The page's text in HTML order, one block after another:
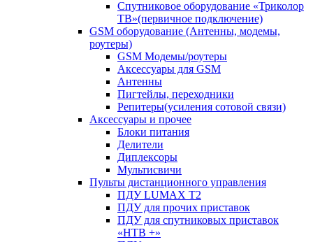
Спутниковое оборудование «Триколор
ТВ»(первичное подключение)
GSM оборудование (Антенны, модемы,
роутеры)
GSM Модемы/роутеры
Аксессуары для GSM
Антенны
Пигтейлы, переходники
Репитеры(усиления сотовой связи)
Аксессуары и прочее
Блоки питания
Делители
Диплексоры
Мультисвичи
Пульты дистанционного управления
ПДУ LUMAX Т2
ПДУ для прочих приставок
ПДУ для спутниковых приставок
«НТВ +»